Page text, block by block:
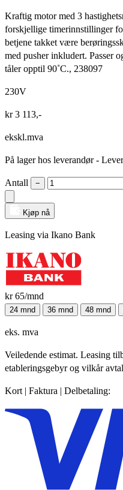
Kraftig motor med 3
forskjellige timerinnstillinger
betjene takket være
med pusher inkludert. Passer
tåler opptil 90˚C., 238097
230V
kr3 113,-
ekskl.mva
På lager hos leverandør-
Antall −
Kjøp nå
Leasing via Ikano Bank
kr 65/mnd
24 mnd 36 mnd 48 mnd
eks. mva
Veiledende estimat. Leasing
etableringsgebyr og vilkår
Kort | Faktura | Delbetaling: